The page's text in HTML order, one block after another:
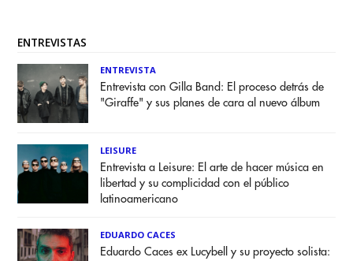
ENTREVISTAS
ENTREVISTA
Entrevista con Gilla Band: El proceso detrás de
"Giraffe" y sus planes de cara al nuevo álbum
LEISURE
Entrevista a Leisure: El arte de hacer música en
libertad y su complicidad con el público
latinoamericano
EDUARDO CACES
Eduardo Caces ex Lucybell y su proyecto solista: